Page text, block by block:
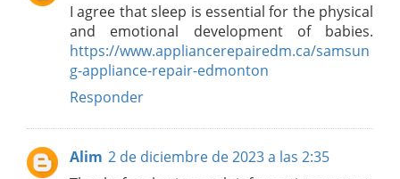
I agree that sleep is essential for the physical
and emotional development of babies.
https://www.appliancerepairedm.ca/samsun
g-appliance-repair-edmonton
Responder
Alim 2 de diciembre de 2023 a las 2:35